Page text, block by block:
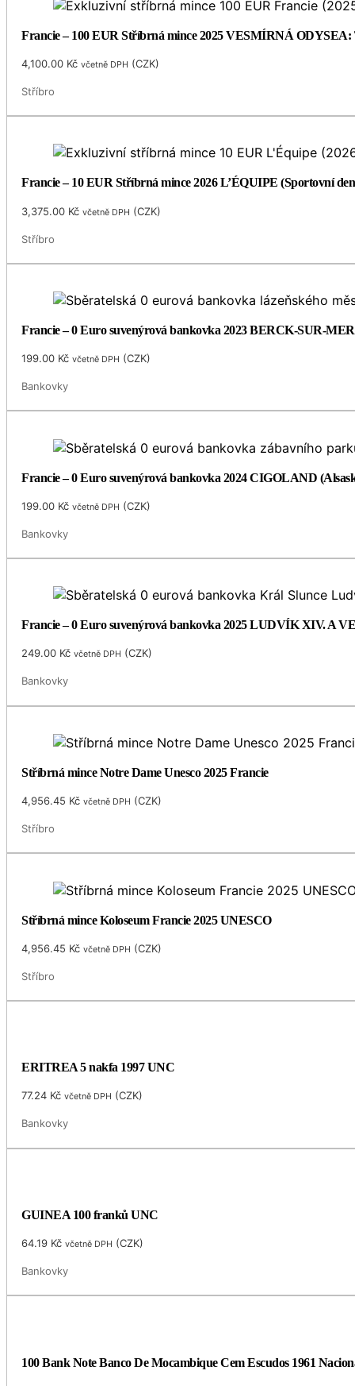
Francie – 100 EUR Stříbrná mince 2025 VESMÍRNÁ
4,100.00 Kč včetně DPH (CZK)
Stříbro
Francie – 10 EUR Stříbrná mince 2026 L’ÉQUIPE (Sportovní
3,375.00 Kč včetně DPH (CZK)
Stříbro
Francie – 0 Euro suvenýrová bankovka 2023 BERCK-SUR-
199.00 Kč včetně DPH (CZK)
Bankovky
Francie – 0 Euro suvenýrová bankovka 2024 CIGOLAND
199.00 Kč včetně DPH (CZK)
Bankovky
Francie – 0 Euro suvenýrová bankovka 2025 LUDVÍK XIV. A
249.00 Kč včetně DPH (CZK)
Bankovky
Stříbrná mince Notre Dame Unesco 2025 Francie
4,956.45 Kč včetně DPH (CZK)
Stříbro
Stříbrná mince Koloseum Francie 2025 UNESCO
4,956.45 Kč včetně DPH (CZK)
Stříbro
ERITREA 5 nakfa 1997 UNC
77.24 Kč včetně DPH (CZK)
Bankovky
GUINEA 100 franků UNC
64.19 Kč včetně DPH (CZK)
Bankovky
100 Bank Note Banco De Mocambique Cem Escudos 1961